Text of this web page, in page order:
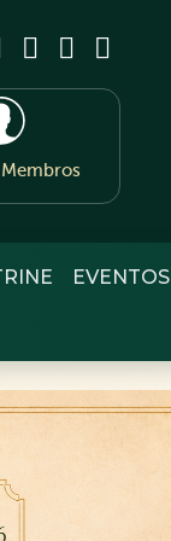
EVENTOS